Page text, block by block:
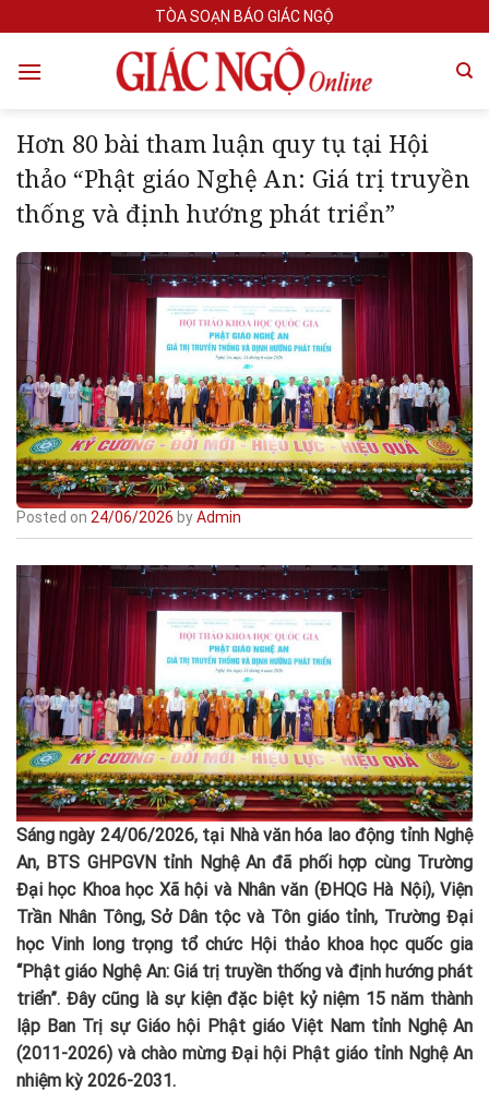
to
content
TÒA SOẠN BÁO GIÁC NGỘ
Hơn 80 bài tham luận quy tụ tại Hội
thảo “Phật giáo Nghệ An: Giá trị truyền
thống và định hướng phát triển”
Posted on 24/06/2026 byAdmin
Sáng ngày 24/06/2026, tại Nhà văn hóa lao động tỉnh Nghệ
An, BTS GHPGVN tỉnh Nghệ An đã phối hợp cùng Trường
Đại học Khoa học Xã hội và Nhân văn (ĐHQG Hà Nội), Viện
Trần Nhân Tông, Sở Dân tộc và Tôn giáo tỉnh, Trường Đại
học Vinh long trọng tổ chức Hội thảo khoa học quốc gia
“Phật giáo Nghệ An: Giá trị truyền thống và định hướng phát
triển”. Đây cũng là sự kiện đặc biệt kỷ niệm 15 năm thành
lập Ban Trị sự Giáo hội Phật giáo Việt Nam tỉnh Nghệ An
(2011-2026) và chào mừng Đại hội Phật giáo tỉnh Nghệ An
nhiệm kỳ 2026-2031.